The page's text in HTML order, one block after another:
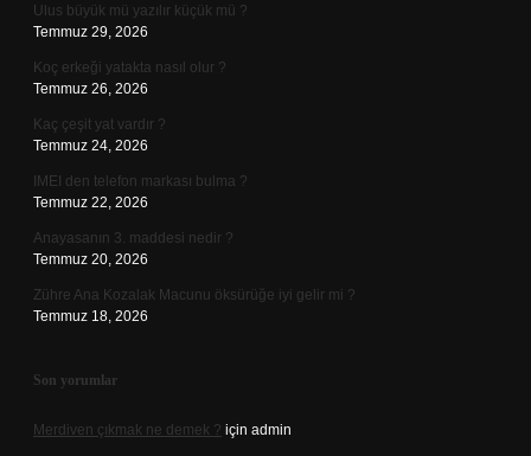
Ulus büyük mü yazılır küçük mü ?
Temmuz 29, 2026
Koç erkeği yatakta nasıl olur ?
Temmuz 26, 2026
Kaç çeşit yat vardır ?
Temmuz 24, 2026
IMEI den telefon markası bulma ?
Temmuz 22, 2026
Anayasanın 3. maddesi nedir ?
Temmuz 20, 2026
Zühre Ana Kozalak Macunu öksürüğe iyi gelir mi ?
Temmuz 18, 2026
Son yorumlar
Merdiven çıkmak ne demek ? için admin